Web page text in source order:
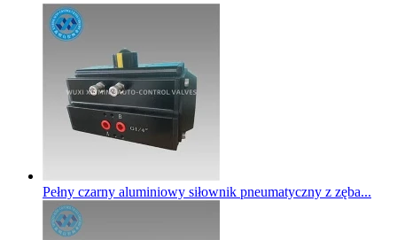
Pełny czarny aluminiowy siłownik pneumatyczny z zęba...